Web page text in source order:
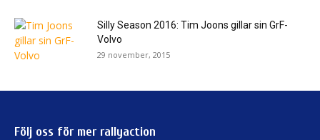
Silly Season 2016: Tim Joons gillar sin GrF-
Volvo
29 november, 2015
Följ oss för mer rallyaction